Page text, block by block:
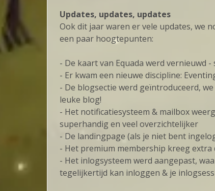
Updates, updates, updates
Ook dit jaar waren er vele updates, we
een paar hoogtepunten:
- De kaart van Equada werd vernieuwd
- Er kwam een nieuwe discipline:
- De blogsectie werd geïntroduceerd,
leuke blog!
- Het notificatiesysteem & mailbox
superhandig en veel overzichtelijker
- De landingpage (als je niet bent
- Het premium membership kreeg extra
- Het inlogsysteem werd aangepast,
tegelijkertijd kan inloggen & je